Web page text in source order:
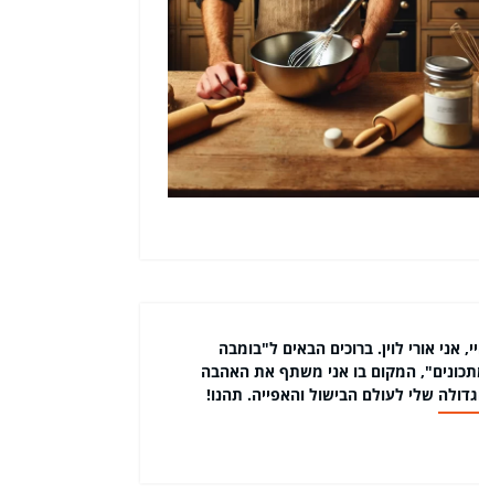
אני אורי לוין. ברוכים הבאים ל"בומבה
המקום בו אני משתף את האהבה
שלי לעולם הבישול והאפייה. תהנו!